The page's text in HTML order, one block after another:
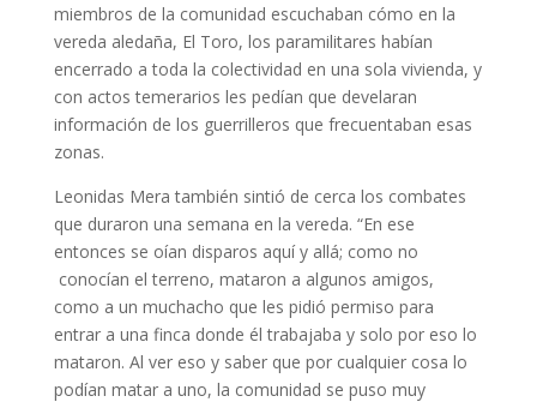
miembros de la comunidad escuchaban cómo en la
vereda aledaña, El Toro, los paramilitares habían
encerrado a toda la colectividad en una sola vivienda, y
con actos temerarios les pedían que develaran
información de los guerrilleros que frecuentaban esas
zonas.
Leonidas Mera también sintió de cerca los combates
que duraron una semana en la vereda. “En ese
entonces se oían disparos aquí y allá; como no
conocían el terreno, mataron a algunos amigos,
como a un muchacho que les pidió permiso para
entrar a una finca donde él trabajaba y solo por eso lo
mataron. Al ver eso y saber que por cualquier cosa lo
podían matar a uno, la comunidad se puso muy